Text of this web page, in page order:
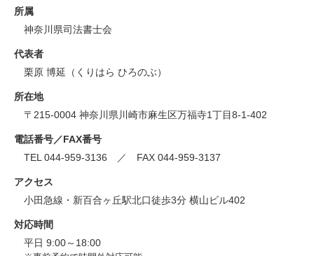
所属
神奈川県司法書士会
代表者
栗原 博延（くりはら ひろのぶ）
所在地
〒215-0004 神奈川県川崎市麻生区万福寺1丁目8-1-402
電話番号／FAX番号
TEL 044-959-3136 ／ FAX 044-959-3137
アクセス
小田急線・新百合ヶ丘駅北口徒歩3分 横山ビル402
対応時間
平日 9:00～18:00